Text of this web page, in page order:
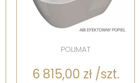
POLIMAT
6 815,00 zł /szt.